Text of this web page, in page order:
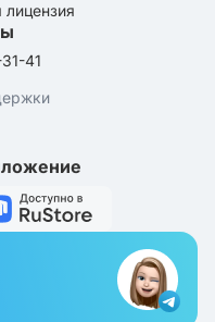
лицензия
41